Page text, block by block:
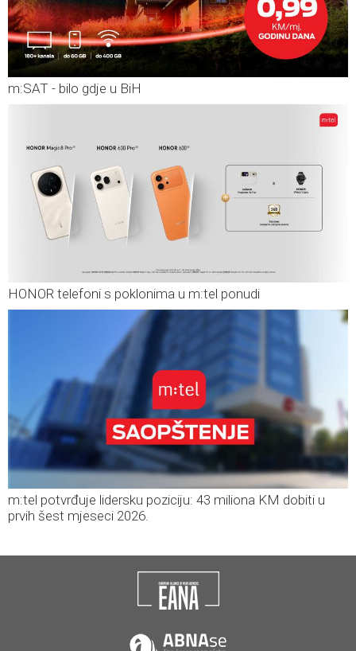
m:SAT - bilo gdje u BiH
HONOR telefoni s poklonima u m:tel ponudi
m:tel potvrđuje lidersku poziciju: 43 miliona KM dobiti u
prvih šest mjeseci 2026.